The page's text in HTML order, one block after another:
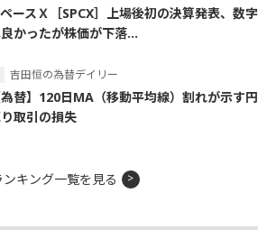
ースＸ［SPCX］上場後初の決算発表、数字
かったが株価が下落...
吉田恒の為替デイリー
為替】120日MA（移動平均線）割れが示す円
取引の損失
ンキング一覧を見る